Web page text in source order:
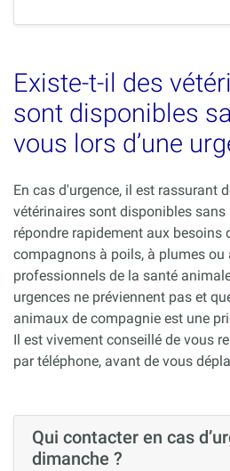
Existe-t-il des
sont disponibles
vous lors d’une
En cas d'urgence, il est rassurant
vétérinaires sont disponibles sans
répondre rapidement aux besoins
compagnons à poils, à plumes ou
professionnels de la santé
urgences ne préviennent pas et
animaux de compagnie est une
Il est vivement conseillé de vous
par téléphone, avant de vous
Qui contacter en cas
dimanche ?